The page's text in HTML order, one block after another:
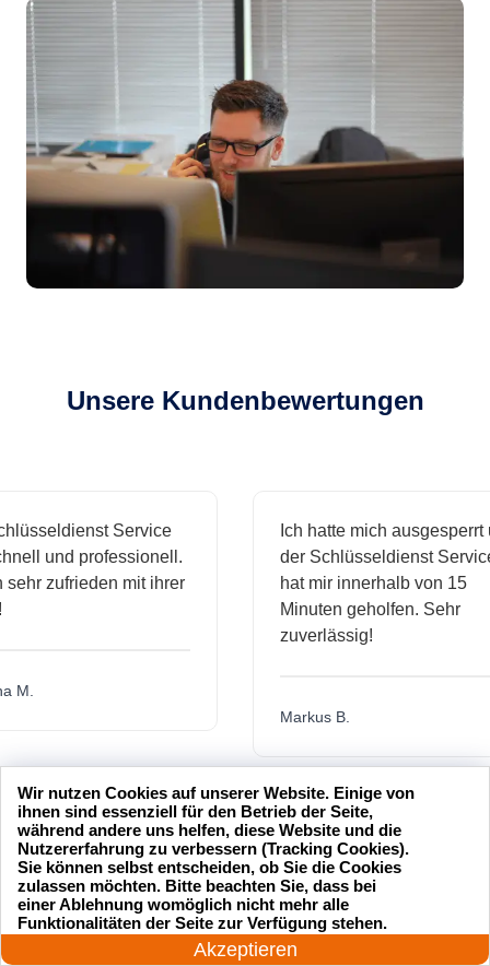
Unsere Kundenbewertungen
Service
und professionell.
zufrieden mit ihrer
Ich hatte mich ausgesperrt und
der Schlüsseldienst Service
hat mir innerhalb von 15
Minuten geholfen. Sehr
zuverlässig!
Markus B.
hat
Sehr guter Service! Der
Schlüsseldienst war freundlich
und hat mir schnell geholfen,
als ich meine Schlüssel
verloren hatte.
24 Stunden am Tag
Akzeptieren
Wir nutzen Cookies auf unserer Website. Einige von
ihnen sind essenziell für den Betrieb der Seite,
während andere uns helfen, diese Website und die
Nutzererfahrung zu verbessern (Tracking Cookies).
Sie können selbst entscheiden, ob Sie die Cookies
zulassen möchten. Bitte beachten Sie, dass bei
einer Ablehnung womöglich nicht mehr alle
Funktionalitäten der Seite zur Verfügung stehen.